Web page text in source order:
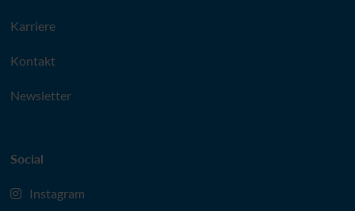
Karriere
Kontakt
Newsletter
Social
Instagram